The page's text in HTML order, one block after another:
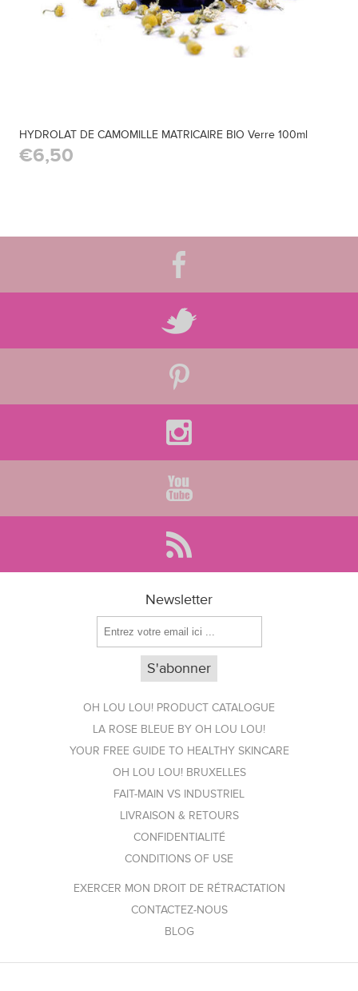
HYDROLAT DE CAMOMILLE MATRICAIRE BIO Verre 100ml
€6,50
Newsletter
OH LOU LOU! PRODUCT CATALOGUE
LA ROSE BLEUE BY OH LOU LOU!
YOUR FREE GUIDE TO HEALTHY SKINCARE
OH LOU LOU! BRUXELLES
FAIT-MAIN VS INDUSTRIEL
LIVRAISON & RETOURS
CONFIDENTIALITÉ
CONDITIONS OF USE
EXERCER MON DROIT DE RÉTRACTATION
CONTACTEZ-NOUS
BLOG